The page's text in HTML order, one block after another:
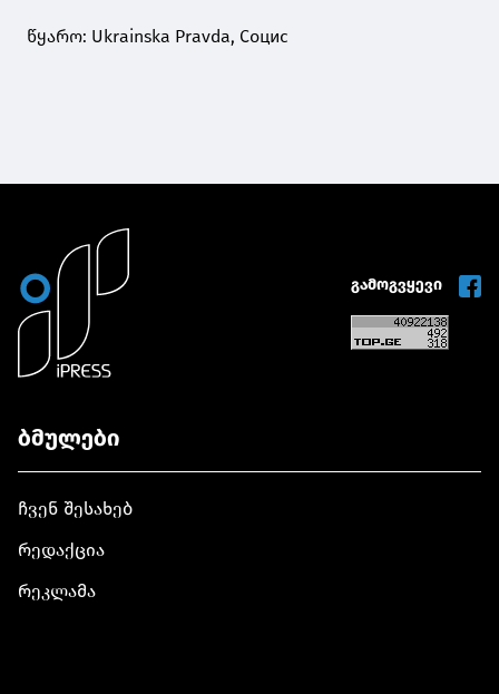
წყარო: Ukrainska Pravda, Социс
გამოგვყევი
ბმულები
ჩვენ შესახებ
რედაქცია
რეკლამა